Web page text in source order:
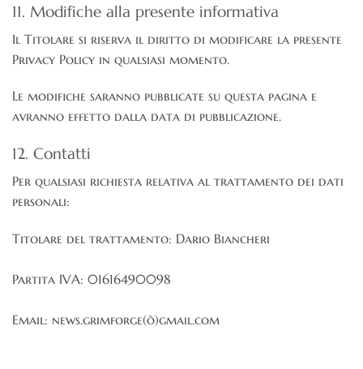
11. Modifiche alla presente informativa
Il Titolare si riserva il diritto di modificare la presente
Privacy Policy in qualsiasi momento.
Le modifiche saranno pubblicate su questa pagina e
avranno effetto dalla data di pubblicazione.
12. Contatti
Per qualsiasi richiesta relativa al trattamento dei dati
personali:
Titolare del trattamento: Dario Biancheri
Partita IVA: 01616490098
Email: news.grimforge(ò)gmail.com